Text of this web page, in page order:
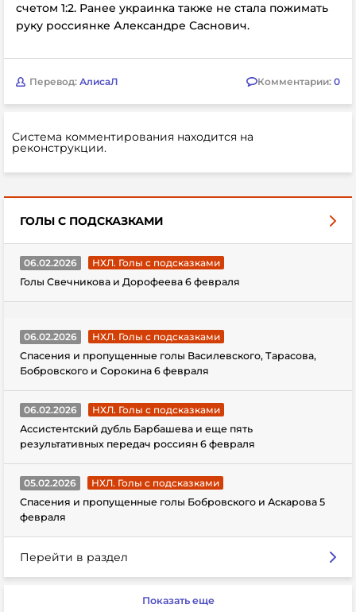
счетом 1:2. Ранее украинка также не стала пожимать
руку россиянке Александре Саснович.
Перевод: АлисаЛ Комментарии: 0
Система комментирования находится на
реконструкции.
ГОЛЫ С ПОДСКАЗКАМИ
06.02.2026
НХЛ. Голы с подсказками
Голы Свечникова и Дорофеева 6 февраля
06.02.2026
НХЛ. Голы с подсказками
Спасения и пропущенные голы Василевского, Тарасова,
Бобровского и Сорокина 6 февраля
06.02.2026
НХЛ. Голы с подсказками
Ассистентский дубль Барбашева и еще пять
результативных передач россиян 6 февраля
05.02.2026
НХЛ. Голы с подсказками
Спасения и пропущенные голы Бобровского и Аскарова 5
февраля
Перейти в раздел
Показать еще